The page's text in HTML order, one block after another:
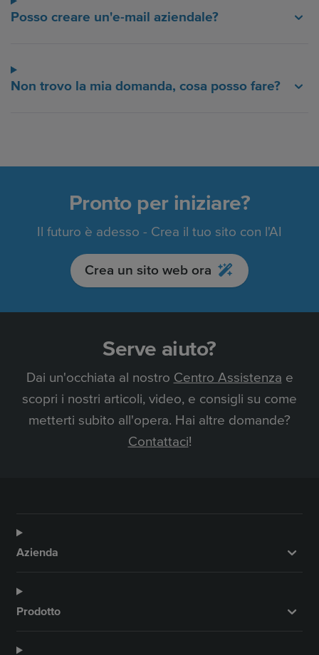
Posso creare un'e-mail aziendale?
Non trovo la mia domanda, cosa posso fare?
Pronto per iniziare?
Il futuro è adesso - Crea il tuo sito con l'AI
Crea un sito web ora
Serve aiuto?
Dai un'occhiata al nostro Centro Assistenza e
scopri i nostri articoli, video, e consigli su come
metterti subito all'opera. Hai altre domande?
Contattaci!
Azienda
Prodotto